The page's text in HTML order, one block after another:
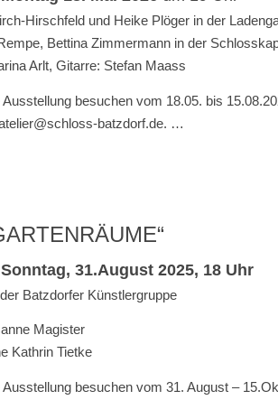
Hirschfeld und Heike Plöger in der
Bettina Zimmermann in der
Arlt, Gitarre: Stefan Maass
Ausstellung besuchen vom 18.05. bis
batzdorf.de. …
31.August 2025, 18 Uhr
Batzdorfer Künstlergruppe
Magister
Kathrin Tietke
Ausstellung besuchen vom 31. August –